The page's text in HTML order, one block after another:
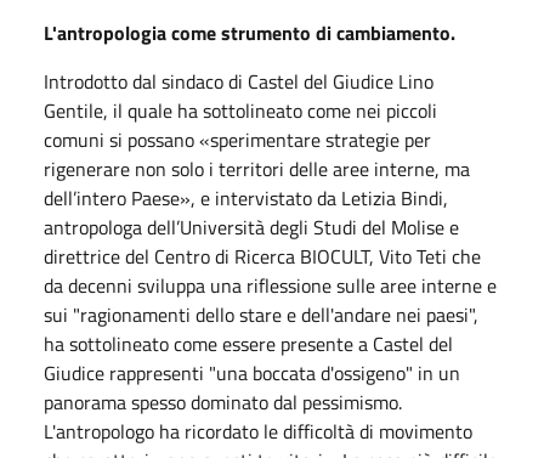
L'antropologia come strumento di cambiamento.
Introdotto dal sindaco di Castel del Giudice Lino
Gentile, il quale ha sottolineato come nei piccoli
comuni si possano «sperimentare strategie per
rigenerare non solo i territori delle aree interne, ma
dell’intero Paese», e intervistato da Letizia Bindi,
antropologa dell’Università degli Studi del Molise e
direttrice del Centro di Ricerca BIOCULT, Vito Teti che
da decenni sviluppa una riflessione sulle aree interne e
sui "ragionamenti dello stare e dell'andare nei paesi",
ha sottolineato come essere presente a Castel del
Giudice rappresenti "una boccata d'ossigeno" in un
panorama spesso dominato dal pessimismo.
L'antropologo ha ricordato le difficoltà di movimento